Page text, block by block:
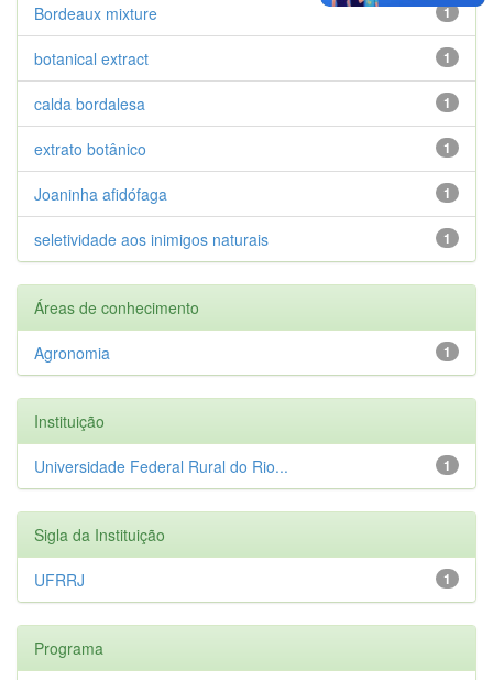
1
Bordeaux mixture
1
botanical extract
1
calda bordalesa
1
extrato botânico
1
Joaninha afidófaga
1
seletividade aos inimigos naturais
Áreas de conhecimento
1
Agronomia
Instituição
1
Universidade Federal Rural do Rio...
Sigla da Instituição
1
UFRRJ
Programa